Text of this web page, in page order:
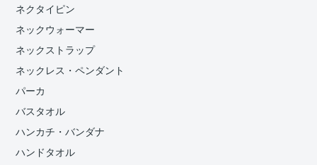
ネクタイピン
ネックウォーマー
ネックストラップ
ネックレス・ペンダント
パーカ
バスタオル
ハンカチ・バンダナ
ハンドタオル